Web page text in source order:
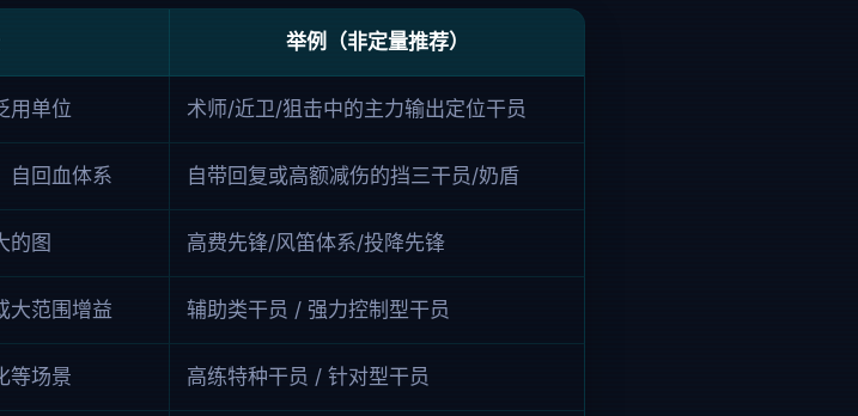
举例（非定量推荐）
用单位 术师/近卫/狙击中的主力输出定位干员
自回血体系 自带回复或高额减伤的挡三干员/奶盾
的图 高费先锋/风笛体系/投降先锋
大范围增益 辅助类干员 / 强力控制型干员
等场景 高练特种干员 / 针对型干员